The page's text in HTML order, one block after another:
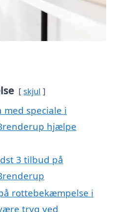
skjul
med speciale i
hjælpe
3 tilbud på
rottebekæmpelse i
tryg ved